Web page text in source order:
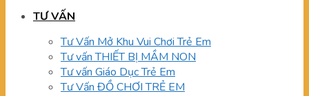
TƯ VẤN
Tư Vấn Mở Khu Vui Chơi Trẻ Em
Tư vấn THIẾT BỊ MẦM NON
Tư vấn Giáo Dục Trẻ Em
Tư Vấn ĐỒ CHƠI TRẺ EM